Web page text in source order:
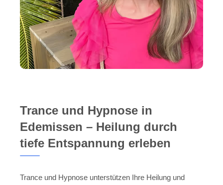
Trance und Hypnose in
Edemissen – Heilung durch
tiefe Entspannung erleben
Trance und Hypnose unterstützen Ihre Heilung und